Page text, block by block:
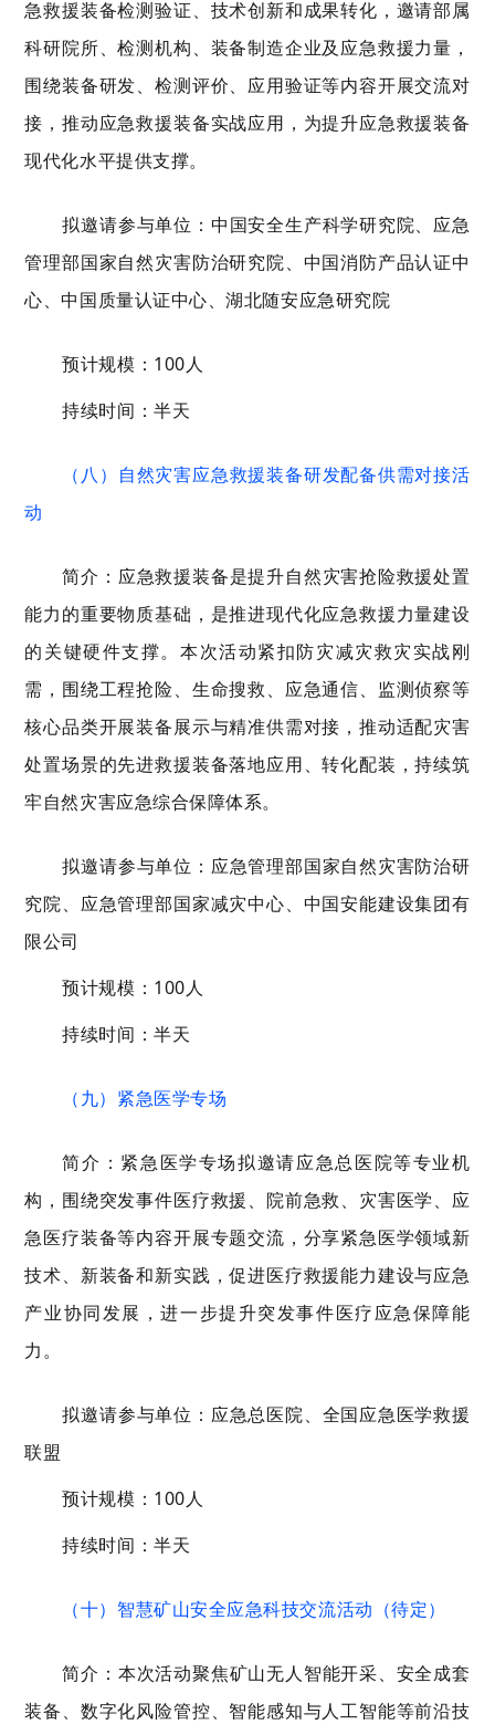
急救援装备检测验证、技术创新和成果转化，邀请部属
科研院所、检测机构、装备制造企业及应急救援力量，
围绕装备研发、检测评价、应用验证等内容开展交流对
接，推动应急救援装备实战应用，为提升应急救援装备
现代化水平提供支撑。
拟邀请参与单位：中国安全生产科学研究院、应急
管理部国家自然灾害防治研究院、中国消防产品认证中
心、中国质量认证中心、湖北随安应急研究院
预计规模：100人
持续时间：半天
（八） 自然灾害应急救援装备研发配备供需对接活
动
简介： 应急救援装备是提升自然灾害抢险救援处置
能力的重要物质基础，是推进现代化应急救援力量建设
的关键硬件支撑。本次活动紧扣防灾减灾救灾实战刚
需，围绕工程抢险、生命搜救、应急通信、监测侦察等
核心品类开展装备展示与精准供需对接，推动适配灾害
处置场景的先进救援装备落地应用、转化配装，持续筑
牢自然灾害应急综合保障体系。
拟邀请参与单位：应急管理部国家自然灾害防治研
究院、应急管理部国家减灾中心、中国安能建设集团有
限公司
预计规模：100人
持续时间：半天
（九）紧急医学专场
简介：紧急医学专场拟邀请应急总医院等专业机
构，围绕突发事件医疗救援、院前急救、灾害医学、应
急医疗装备等内容开展专题交流，分享紧急医学领域新
技术、新装备和新实践，促进医疗救援能力建设与应急
产业协同发展，进一步提升突发事件医疗应急保障能
力。
拟邀请参与单位：应急总医院、 全国应急医学救援
联盟
预计规模：100人
持续时间：半天
（十）智慧矿山安全应急科技交流活动（待定）
简介：本次活动聚焦矿山无人智能开采、安全成套
装备、数字化风险管控、智能感知与人工智能等前沿技